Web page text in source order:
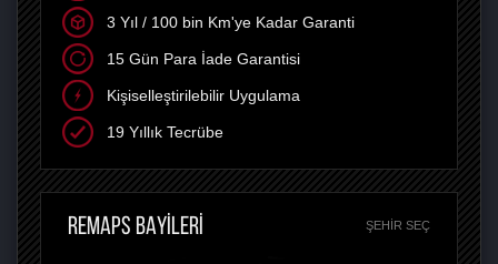
3 Yıl / 100 bin Km'ye Kadar Garanti
15 Gün Para İade Garantisi
Kişiselleştirilebilir Uygulama
19 Yıllık Tecrübe
REMAPS BAYİLERİ ŞEHIR SEÇ